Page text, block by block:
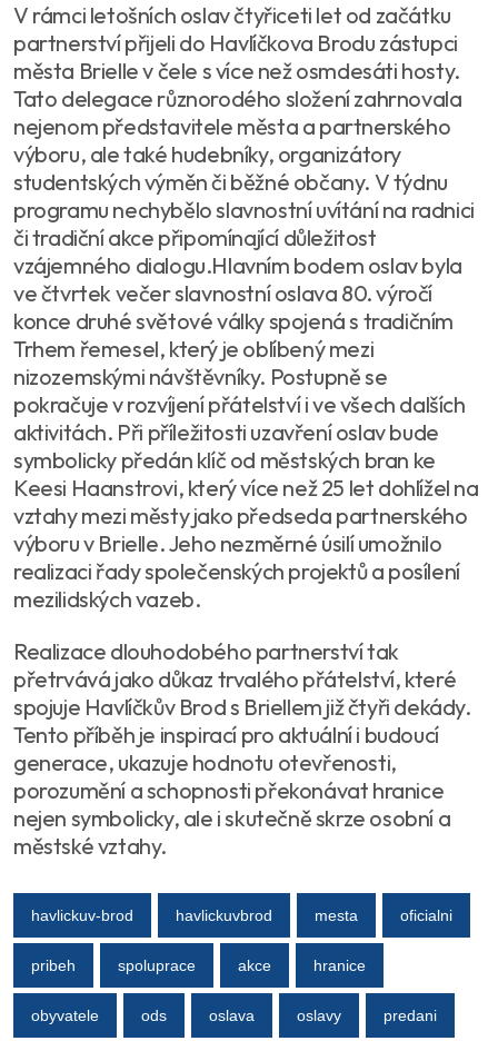
V rámci letošních oslav čtyřiceti let od začátku
partnerství přijeli do Havlíčkova Brodu zástupci
města Brielle v čele s více než osmdesáti hosty.
Tato delegace různorodého složení zahrnovala
nejenom představitele města a partnerského
výboru, ale také hudebníky, organizátory
studentských výměn či běžné občany. V týdnu
programu nechybělo slavnostní uvítání na radnici
či tradiční akce připomínající důležitost
vzájemného dialogu.Hlavním bodem oslav byla
ve čtvrtek večer slavnostní oslava 80. výročí
konce druhé světové války spojená s tradičním
Trhem řemesel, který je oblíbený mezi
nizozemskými návštěvníky. Postupně se
pokračuje v rozvíjení přátelství i ve všech dalších
aktivitách. Při příležitosti uzavření oslav bude
symbolicky předán klíč od městských bran ke
Keesi Haanstrovi, který více než 25 let dohlížel na
vztahy mezi městy jako předseda partnerského
výboru v Brielle. Jeho nezměrné úsilí umožnilo
realizaci řady společenských projektů a posílení
mezilidských vazeb.
Realizace dlouhodobého partnerství tak
přetrvává jako důkaz trvalého přátelství, které
spojuje Havlíčkův Brod s Briellem již čtyři dekády.
Tento příběh je inspirací pro aktuální i budoucí
generace, ukazuje hodnotu otevřenosti,
porozumění a schopnosti překonávat hranice
nejen symbolicky, ale i skutečně skrze osobní a
městské vztahy.
havlickuv-brod havlickuvbrod mesta oficialni
pribeh spoluprace akce hranice
obyvatele ods oslava oslavy predani